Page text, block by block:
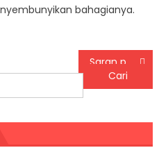
bahagianya.